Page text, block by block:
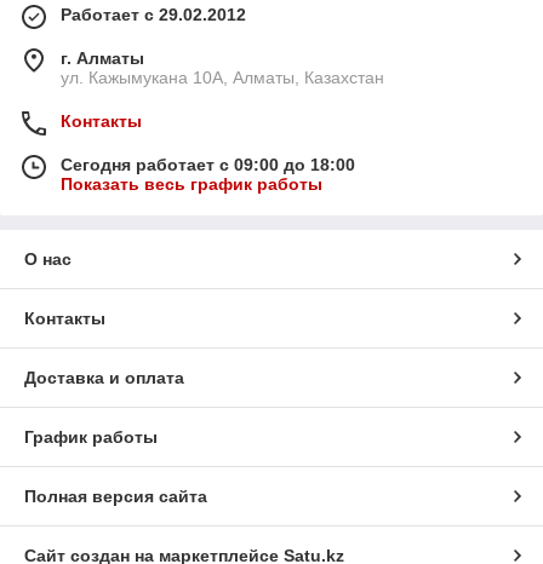
Работает с 29.02.2012
г. Алматы
ул. Кажымукана 10А, Алматы, Казахстан
Контакты
Сегодня работает с 09:00 до 18:00
Показать весь график работы
О нас
Контакты
Доставка и оплата
График работы
Полная версия сайта
Сайт создан на маркетплейсе Satu.kz